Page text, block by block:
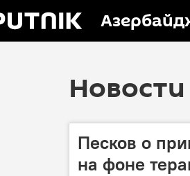
Песков о
на фоне